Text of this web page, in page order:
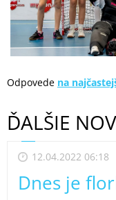
Odpovede na
ĎALŠIE
12.04.2022 06:18
Dnes je